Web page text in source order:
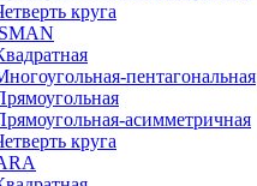
круга
пентагональная
асимметричная
круга